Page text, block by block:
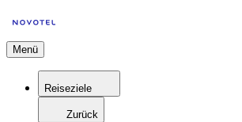
Menü
Reiseziele
Zurück